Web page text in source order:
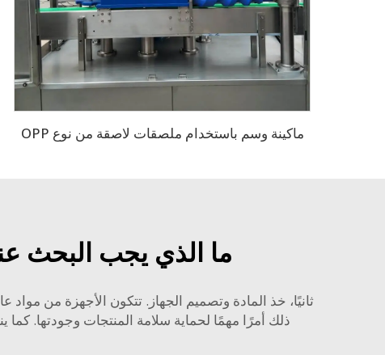
ماكينة وسم باستخدام ملصقات لاصقة من نوع OPP
ما الذي يجب البحث
ثانيًا، خذ المادة وتصميم الجهاز. تتكون الأجهزة من مواد
ذلك أمرًا مهمًا لحماية سلامة المنتجات وجودتها.